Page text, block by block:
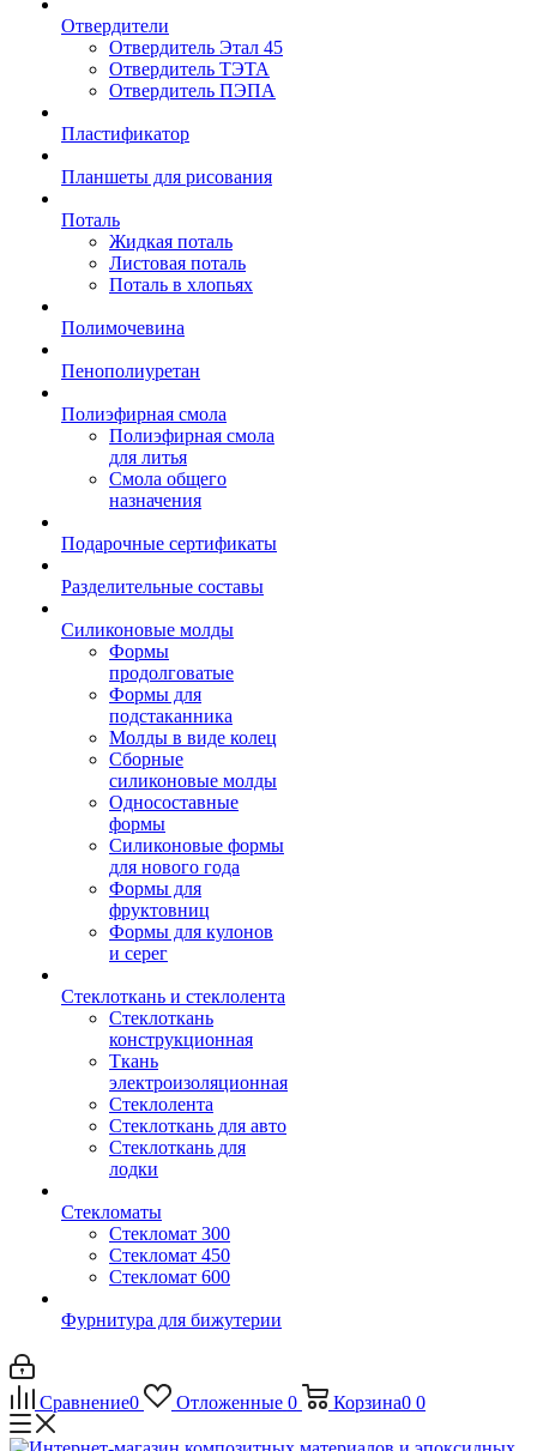
Отвердители
Отвердитель Этал 45
Отвердитель ТЭТА
Отвердитель ПЭПА
Пластификатор
Планшеты для рисования
Поталь
Жидкая поталь
Листовая поталь
Поталь в хлопьях
Полимочевина
Пенополиуретан
Полиэфирная смола
Полиэфирная смола
для литья
Смола общего
назначения
Подарочные сертификаты
Разделительные составы
Силиконовые молды
Формы
продолговатые
Формы для
подстаканника
Молды в виде колец
Сборные
силиконовые молды
Односоставные
формы
Силиконовые формы
для нового года
Формы для
фруктовниц
Формы для кулонов
и серег
Стеклоткань и стеклолента
Стеклоткань
конструкционная
Ткань
электроизоляционная
Стеклолента
Стеклоткань для авто
Стеклоткань для
лодки
Стекломаты
Стекломат 300
Стекломат 450
Стекломат 600
Фурнитура для бижутерии
Сравнение0 Отложенные 0 Корзина0 0